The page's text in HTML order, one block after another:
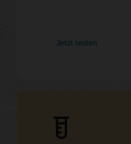
Jetzt testen